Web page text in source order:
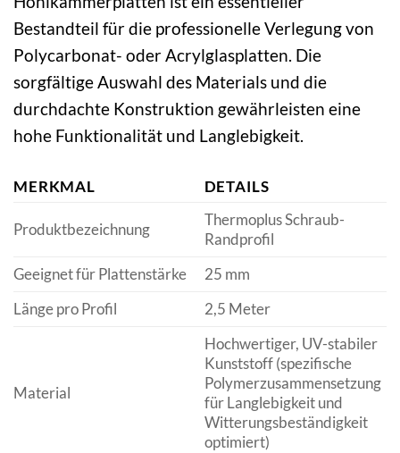
Bestandteil für die professionelle Verlegung von
Polycarbonat- oder Acrylglasplatten. Die
sorgfältige Auswahl des Materials und die
durchdachte Konstruktion gewährleisten eine
hohe Funktionalität und Langlebigkeit.
MERKMAL DETAILS
Produktbezeichnung
Thermoplus Schraub-
Randprofil
Geeignet für Plattenstärke
25 mm
Länge pro Profil
2,5 Meter
Material
Hochwertiger, UV-stabiler
Kunststoff (spezifische
Polymerzusammensetzung
für Langlebigkeit und
Witterungsbeständigkeit
optimiert)